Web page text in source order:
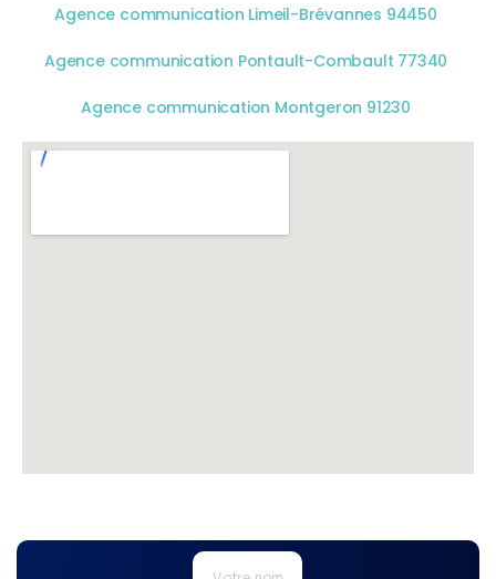
Agence communication Limeil-Brévannes 94450
Agence communication Pontault-Combault 77340
Agence communication Montgeron 91230